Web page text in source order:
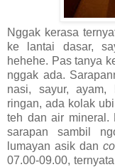
Nggak kerasa
ke lantai dasar,
hehehe. Pas tanya
nggak ada.
nasi, sayur, ayam,
ringan, ada kolak
teh dan air mineral.
sarapan sambil
lumayan asik dan
07.00-09.00,